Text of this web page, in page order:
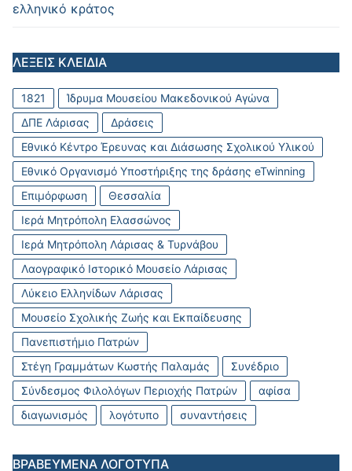
ελληνικό κράτος
ΛΕΞΕΙΣ ΚΛΕΙΔΙΑ
1821
Ίδρυμα Μουσείου Μακεδονικού Αγώνα
ΔΠΕ Λάρισας
Δράσεις
Εθνικό Κέντρο Έρευνας και Διάσωσης Σχολικού Υλικού
Εθνικό Οργανισμό Υποστήριξης της δράσης eTwinning
Επιμόρφωση
Θεσσαλία
Ιερά Μητρόπολη Ελασσώνος
Ιερά Μητρόπολη Λάρισας & Τυρνάβου
Λαογραφικό Ιστορικό Μουσείο Λάρισας
Λύκειο Ελληνίδων Λάρισας
Μουσείο Σχολικής Ζωής και Εκπαίδευσης
Πανεπιστήμιο Πατρών
Στέγη Γραμμάτων Κωστής Παλαμάς
Συνέδριο
Σύνδεσμος Φιλολόγων Περιοχής Πατρών
αφίσα
διαγωνισμός
λογότυπο συναντήσεις
ΒΡΑΒΕΥΜΕΝΑ ΛΟΓΟΤΥΠΑ